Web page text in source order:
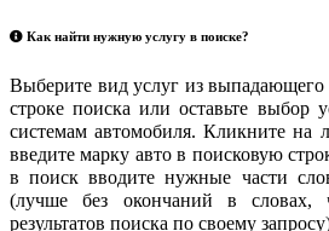
Как найти нужную услугу в поиске?
Выберите вид услуг из выпадающего
строке поиска или оставьте выбор
системам автомобиля. Кликните на
введите марку авто в поисковую
в поиск вводите нужные части
(лучше без окончаний в словах,
результатов поиска по своему